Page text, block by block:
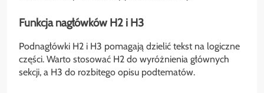
Funkcja nagłówków H2 i H3
Podnagłówki H2 i H3 pomagają dzielić tekst na logiczne
części. Warto stosować H2 do wyróżnienia głównych
sekcji, a H3 do rozbitego opisu podtematów.